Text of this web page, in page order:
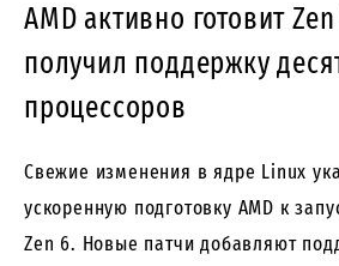
AMD активно готовит
получил поддержку
процессоров
Свежие изменения в ядре Linux
ускоренную подготовку AMD к
Zen 6. Новые патчи добавляют